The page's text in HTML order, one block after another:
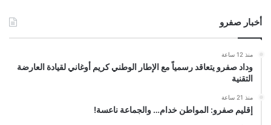
أخبار صفرو
منذ 12 ساعة
وداد صفرو يتعاقد رسمياً مع الإطار الوطني كريم أوغاني لقيادة العارضة
التقنية
منذ 21 ساعة
إقليم صفرو: المواطن خدام… والجماعة ناعسة!